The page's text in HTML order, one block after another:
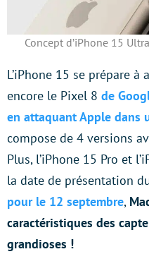
Concept d’iPhone 15
L’iPhone 15 se prépare
encore le Pixel 8 de
en attaquant Apple dans
compose de 4 versions
Plus, l’iPhone 15 Pro et
la date de présentation
pour le 12 septembre,
caractéristiques des
grandioses !